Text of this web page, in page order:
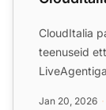
CloudItalia
teenuseid
Jan 20, 2026